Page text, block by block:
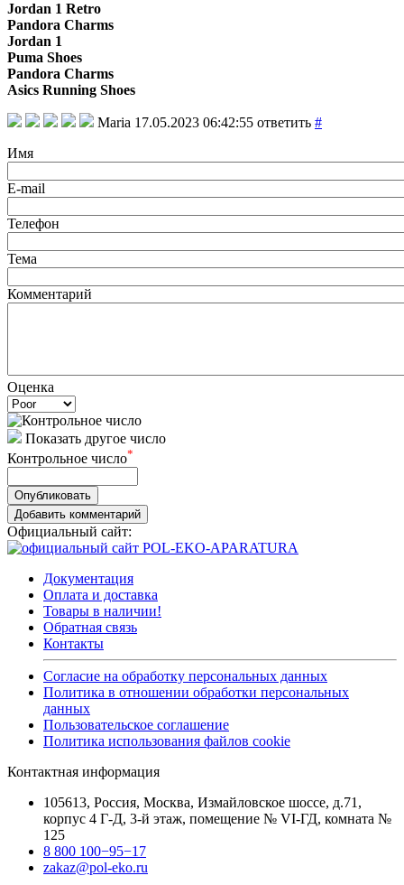
Jordan 1 Retro
Pandora Charms
Jordan 1
Puma Shoes
Pandora Charms
Asics Running Shoes
Maria 17.05.2023 06:42:55 ответить #
Имя
E-mail
Телефон
Тема
Комментарий
Оценка
Показать другое число
Контрольное число*
Опубликовать
Добавить комментарий
Официальный сайт:
Документация
Оплата и доставка
Товары в наличии!
Обратная связь
Контакты
Согласие на обработку персональных данных
Политика в отношении обработки персональных
данных
Пользовательское соглашение
Политика использования файлов cookie
Контактная информация
105613, Россия, Москва, Измайловское шоссе, д.71,
корпус 4 Г-Д, 3-й этаж, помещение № VI-ГД, комната №
125
8 800 100−95−17
zakaz@pol-eko.ru